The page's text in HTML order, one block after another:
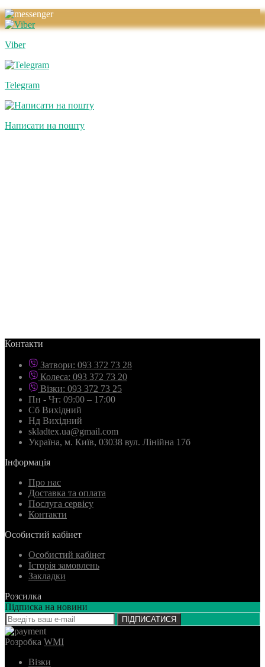
Viber
Telegram
Написати на пошту
Контакти
Затвори: 093 372 73 28
Колеса: 093 372 73 20
Візки: 093 372 73 25
Пн - Чт: 09:00 – 17:00
Сб Вихідний
Нд Вихідний
skladtex.ua@gmail.com
Українa, м. Київ, 03038 вул. Лінійна 17б
Інформація
Про нас
Доставка та оплата
Послуга сервісу
Контакти
Особистий кабінет
Особистий кабінет
Історія замовлень
Закладки
Розсилка
Підписка на новини
ПІДПИСАТИСЯ
Розробка WMI
Візки